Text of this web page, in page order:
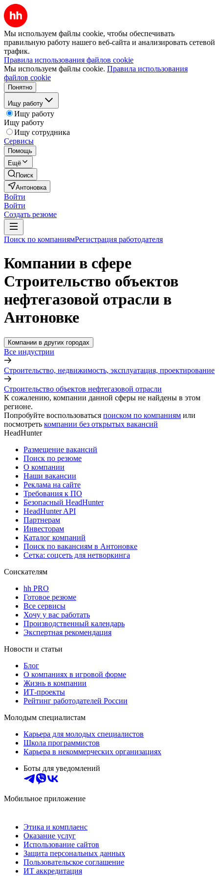
Мы используем файлы cookie, чтобы обеспечивать
правильную работу нашего веб-сайта и анализировать сетевой
трафик.
Правила использования файлов cookie
Мы используем файлы cookie. Правила использования
файлов cookie
Понятно
Ищу работу
Ищу работу
Ищу работу
Ищу сотрудника
Сервисы
Помощь
Ещё
Поиск
Антоновка
Войти
Войти
Создать резюме
Поиск по компаниямРегистрация работодателя
Компании в сфере
Строительство объектов
нефтегазовой отрасли в
Антоновке
Компании в других городах
Все индустрии
Строительство, недвижимость, эксплуатация, проектирование
Строительство объектов нефтегазовой отрасли
К сожалению, компании данной сферы не найдены в этом
регионе.
Попробуйте воспользоваться поиском по компаниям или
посмотреть компании без открытых вакансий
HeadHunter
Размещение вакансий
Поиск по резюме
О компании
Наши вакансии
Реклама на сайте
Требования к ПО
Безопасный HeadHunter
HeadHunter API
Партнерам
Инвесторам
Каталог компаний
Поиск по вакансиям в Антоновке
Сетка: соцсеть для нетворкинга
Соискателям
hh PRO
Готовое резюме
Все сервисы
Хочу у вас работать
Производственный календарь
Экспертная рекомендация
Новости и статьи
Блог
О компаниях в игровой форме
Жизнь в компании
ИТ-проекты
Рейтинг работодателей России
Молодым специалистам
Карьера для молодых специалистов
Школа программистов
Карьера в некоммерческих организациях
Боты для уведомлений
Мобильное приложение
Этика и комплаенс
Оказание услуг
Использование сайтов
Защита персональных данных
Пользовательское соглашение
ИТ аккредитация